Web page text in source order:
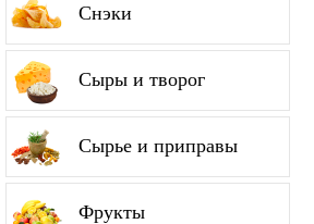
Снэки
Сыры и творог
Сырье и приправы
Фрукты